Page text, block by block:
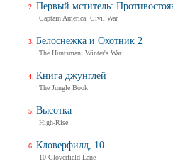
Первый мститель:
Captain America: Civil War
Белоснежка и Охотник 2
The Huntsman: Winter's War
Книга джунглей
The Jungle Book
Высотка
High-Rise
Кловерфилд, 10
10 Cloverfield Lane